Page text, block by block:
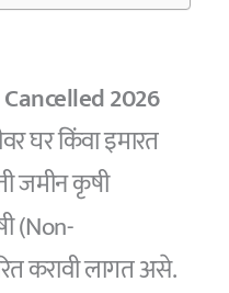
2026
घर किंवा इमारत
जमीन कृषी
(Non-
करावी लागत असे.